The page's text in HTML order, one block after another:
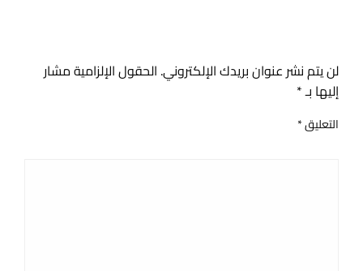
لن يتم نشر عنوان بريدك الإلكتروني. الحقول الإلزامية مشار
إليها بـ*
التعليق*